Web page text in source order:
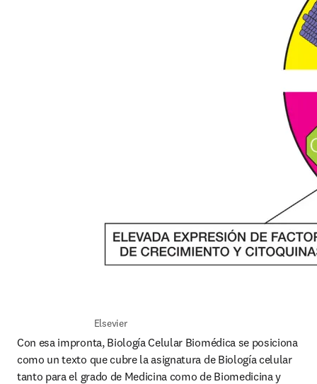
Elsevier
Con esa impronta, Biología Celular Biomédica se posiciona
como un texto que cubre la asignatura de Biología celular
tanto para el grado de Medicina como de Biomedicina y